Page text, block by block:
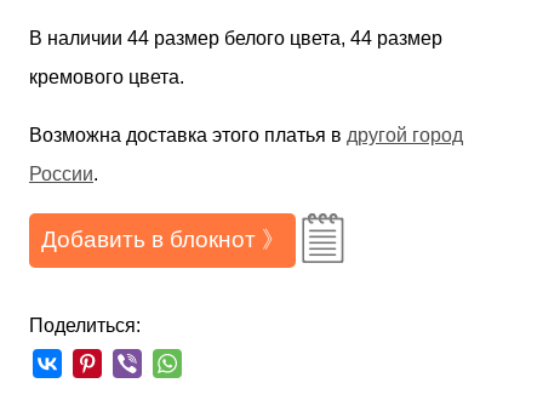
В наличии 44 размер белого цвета, 44 размер
кремового цвета.
Возможна доставка этого платья в другой город
России.
Добавить в блокнот 》
Поделиться: